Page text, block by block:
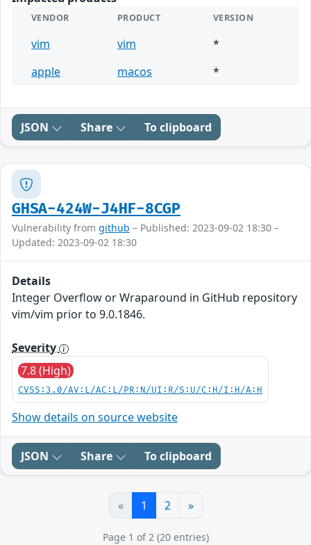
VENDOR PRODUCT VERSION
vim vim
*
apple
macos *
JSON Share To clipboard
GHSA-424W-J4HF-8CGP
Vulnerability from github – Published: 2023-09-02 18:30 –
Updated: 2023-09-02 18:30
Details
Integer Overflow or Wraparound in GitHub repository
vim/vim prior to 9.0.1846.
Severity
7.8 (High)
CVSS:3.0/AV:L/AC:L/PR:N/UI:R/S:U/C:H/I:H/A:H
Show details on source website
JSON Share To clipboard
« 1 2 »
Page 1 of 2 (20 entries)